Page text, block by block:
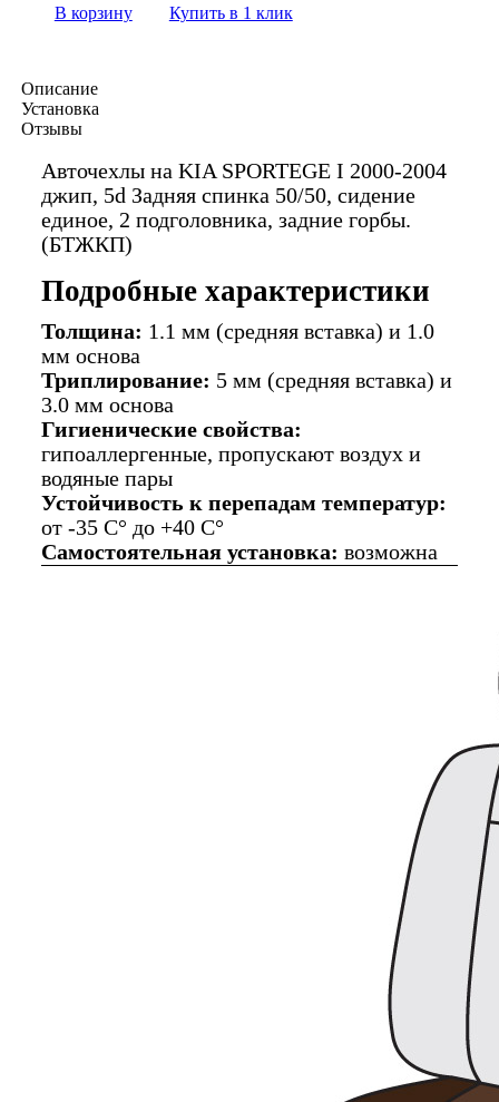
В корзину Купить в 1 клик
Описание
Установка
Отзывы
Авточехлы на KIA SPORTEGE I 2000-2004
джип, 5d Задняя спинка 50/50, сидение
единое, 2 подголовника, задние горбы.
(БТЖКП)
Подробные характеристики
Толщина: 1.1 мм (средняя вставка) и 1.0
мм основа
Триплирование: 5 мм (средняя вставка) и
3.0 мм основа
Гигиенические свойства:
гипоаллергенные, пропускают воздух и
водяные пары
Устойчивость к перепадам температур:
от -35 C° до +40 C°
Самостоятельная установка: возможна